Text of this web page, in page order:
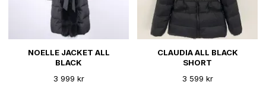
NOELLE JACKET ALL
BLACK
3 999 kr
CLAUDIA ALL BLACK
SHORT
3 599 kr